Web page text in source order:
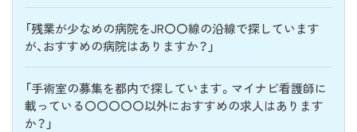
「残業が少なめの病院をJR〇〇線の沿線で探しています
が、おすすめの病院はありますか？」
「手術室の募集を都内で探しています。マイナビ看護師に
載っている〇〇〇〇〇以外におすすめの求人はあります
か？」